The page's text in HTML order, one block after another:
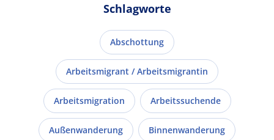
Schlagworte
Abschottung
Arbeitsmigrant / Arbeitsmigrantin
Arbeitsmigration Arbeitssuchende
Außenwanderung Binnenwanderung